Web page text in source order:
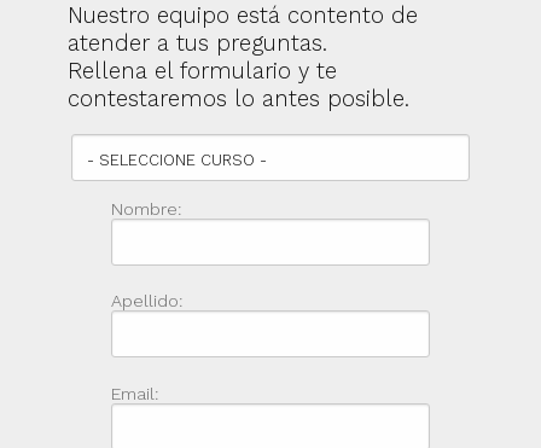
Nuestro equipo está contento de
atender a tus preguntas.
Rellena el formulario y te
contestaremos lo antes posible.
Nombre:
Apellido:
Email: